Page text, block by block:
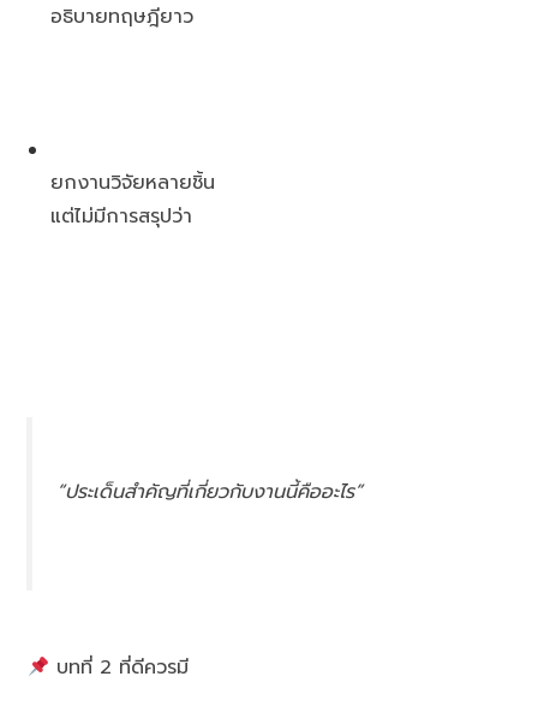
อธิบายทฤษฎียาว
ยกงานวิจัยหลายชิ้น
แต่ไม่มีการสรุปว่า
“ประเด็นสำคัญที่เกี่ยวกับงานนี้คืออะไร”
บทที่ 2 ที่ดีควรมี